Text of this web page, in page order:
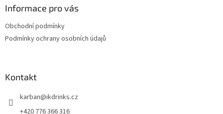
Informace pro vás
Obchodní podmínky
Podmínky ochrany osobních údajů
Kontakt
karban@ikdrinks.cz
+420 776 366 316